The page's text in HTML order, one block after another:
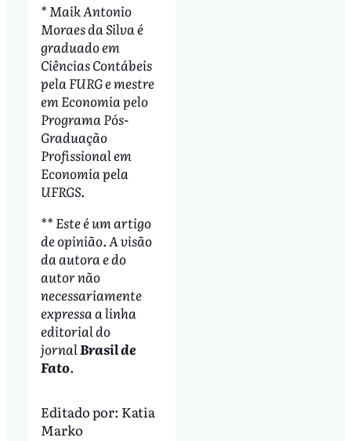
* Maik Antonio
Moraes da Silva é
graduado em
Ciências Contábeis
pela FURG e mestre
em Economia pelo
Programa Pós-
Graduação
Profissional em
Economia pela
UFRGS.
** Este é um artigo
de opinião. A visão
da autora e do
autor não
necessariamente
expressa a linha
editorial do
jornalBrasil de
Fato.
Editado por: Katia
Marko